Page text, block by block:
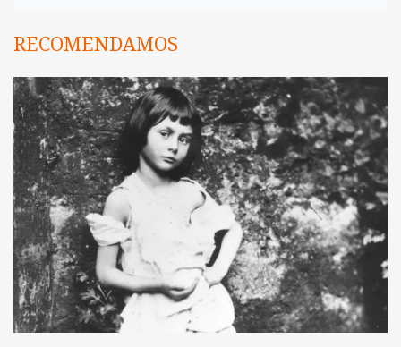
RECOMENDAMOS